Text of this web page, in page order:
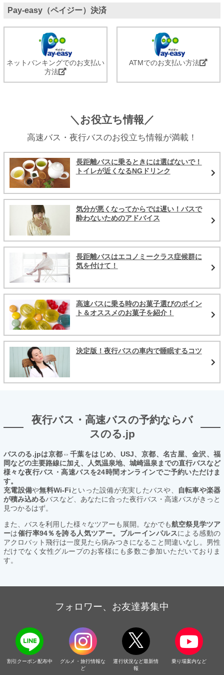
Pay-easy（ペイジー）決済
ネットバンキングでのお支払い
方法
ATMでのお支払い方法
＼お役立ち情報／
高速バス・夜行バスのお役立ち情報が満載！
長距離バスに乗るときには選ばないで！
トイレが近くなるNGドリンク
気分が悪くなってからでは遅い！バスで
酔わないためのアドバイス
長距離バスはエコノミークラス症候群に
気を付けて！
高速バスに乗る時のお菓子選びのポイン
ト＆オススメのお菓子を紹介！
決定版！夜行バスの車内で睡眠するコツ
夜行バス・高速バスの予約ならバ
スのる.jp
バスのる.jpは京都⇔千葉をはじめ、USJ、京都、名古屋、金沢、福
岡などの主要路線に加え、人気温泉地、城崎温泉までの直行バスなど
様々な夜行バス・高速バスを24時間オンラインでご予約いただけま
す。
充電設備や無料Wi-Fiといった設備が充実したバスや、
自転車や楽器
が積み込めるバスなど、あなたに合った夜行バス・高速バスがきっと
見つかるはず。
また、バスを利用した様々なツアーも展開。なかでも航空祭見学ツア
ーは催行率94％を誇る人気ツアー。ブルーインパルスによる感動の
アクロバット飛行は一度見たら病みつきになること間違いなし。男性
だけでなく女性グループのお客様にも多数ご参加いただいておりま
す。
フォロワー、お友達募集中
割引クーポン配布中
グルメ・旅行情報な
ど
運行状況など最新情
報
乗り場案内など